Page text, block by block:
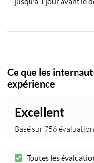
Ce que les
expérience
Excellent
Basé sur 756
Toutes les